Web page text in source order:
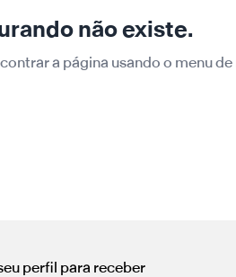
não existe.
a página usando o menu
perfil para receber